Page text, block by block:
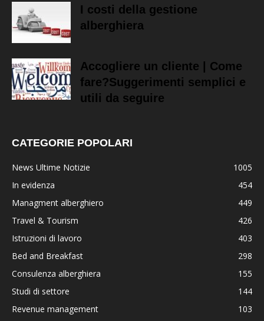
I costi della gestione
alberghiera
Accogliere un cliente | Come
fare?Suggerimenti semplici e
utili da seguire
CATEGORIE POPOLARI
News Ultime Notizie
1005
In evidenza
454
Managment alberghiero
449
Travel & Tourism
426
Istruzioni di lavoro
403
Bed and Breakfast
298
Consulenza alberghiera
155
Studi di settore
144
Revenue management
103